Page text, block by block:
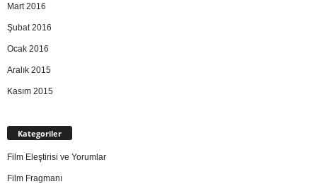
Mart 2016
Şubat 2016
Ocak 2016
Aralık 2015
Kasım 2015
Kategoriler
Film Eleştirisi ve Yorumlar
Film Fragmanı